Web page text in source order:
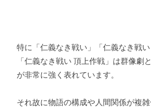
特に「仁義なき戦い」「仁義なき戦い
「仁義なき戦い 頂上作戦」は群像劇
が非常に強く表れています。
それ故に物語の構成や人間関係が複雑